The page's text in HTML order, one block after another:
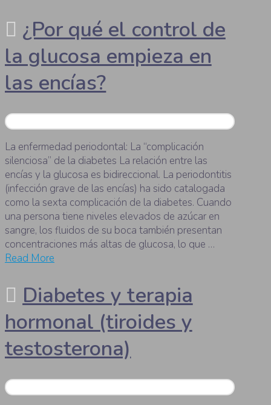
¿Por qué el control de
la glucosa empieza en
las encías?
La enfermedad periodontal: La “complicación
silenciosa” de la diabetes La relación entre las
encías y la glucosa es bidireccional. La periodontitis
(infección grave de las encías) ha sido catalogada
como la sexta complicación de la diabetes. Cuando
una persona tiene niveles elevados de azúcar en
sangre, los fluidos de su boca también presentan
concentraciones más altas de glucosa, lo que …
Read More
Diabetes y terapia
hormonal (tiroides y
testosterona)